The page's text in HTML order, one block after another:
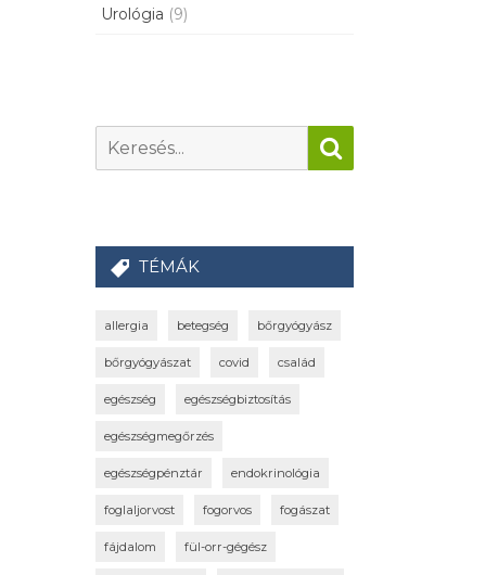
Urológia (9)
TÉMÁK
allergia betegség bőrgyógyász
bőrgyógyászat covid család
egészség egészségbiztosítás
egészségmegőrzés
egészségpénztár endokrinológia
foglaljorvost fogorvos fogászat
fájdalom fül-orr-gégész